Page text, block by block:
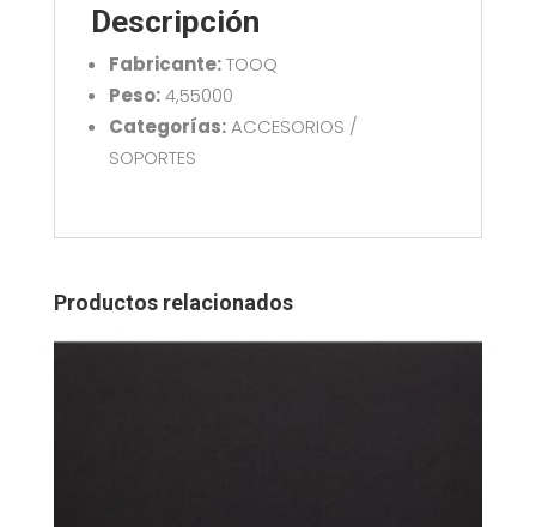
Descripción
Fabricante:TOOQ
Peso:4,55000
Categorías:ACCESORIOS /
SOPORTES
Productos relacionados